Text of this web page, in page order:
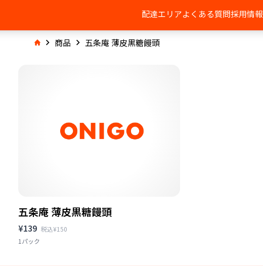
配達エリアよくある質問採用情報
商品 五条庵 薄皮黒糖饅頭
五条庵 薄皮黒糖饅頭
¥139 税込¥150
1パック